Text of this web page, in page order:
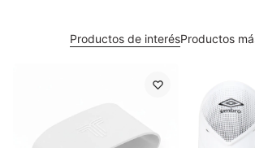
Productos de interésProductos